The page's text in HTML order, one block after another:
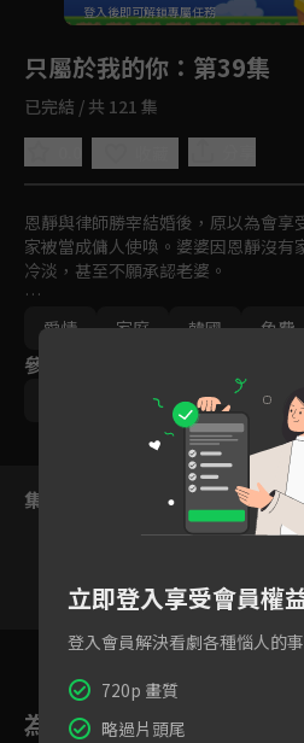
登入後即可解鎖專屬任務
只屬於我的你 ：第39集
已完結 / 共 121 集
恩靜與律師勝宰結婚後，原以為會享
家被當成傭人使喚。婆婆因恩靜沒有
冷淡，甚至不願承認老婆。
恩靜發現勝宰根本沒有辦理結婚登記
昔日男友俊夏重新進入她的生活，默
愛情
家庭 韓國 免費
參與演員
鄭盛煥 宋在喜
集數列表
37 38 39
為您推薦
立即登入享受會員權
登入會員解決看劇各種惱人的
720p 畫質
略過片頭尾